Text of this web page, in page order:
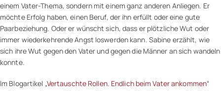
einem Vater-Thema, sondern mit einem ganz anderen Anliegen. Er
möchte Erfolg haben, einen Beruf, der ihn erfüllt oder eine gute
Paarbeziehung. Oder er wünscht sich, dass er plötzliche Wut oder
immer wiederkehrende Angst loswerden kann. Sabine erzählt, wie
sich ihre Wut gegen den Vater und gegen die Männer an sich wandeln
konnte.
Im Blogartikel „Vertauschte Rollen. Endlich beim Vater ankommen“